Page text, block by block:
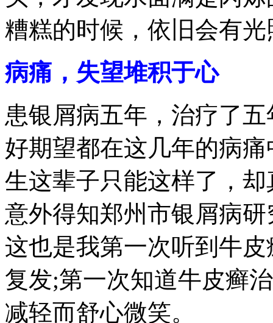
糟糕的时候，依旧会有
病痛，失望堆积于心
患银屑病五年，治疗了
好期望都在这几年的病
生这辈子只能这样了，
意外得知郑州市银屑病
这也是我第一次听到牛
复发;第一次知道牛皮癣
减轻而舒心微笑。